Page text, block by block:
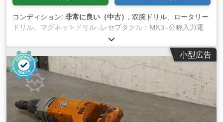
コンディション: 非常に良い（中古） , 双腕ドリル、ロータリー
ドリル、マグネットドリル -レセプタクル：MK3 -公称入力電
力：1100W Credpob E Aq Sjfx Agxef -接続：380V -max.ドリ
ル径：32mm -寸法: 550/560/H150 mm -重量：17 kg
小型広告